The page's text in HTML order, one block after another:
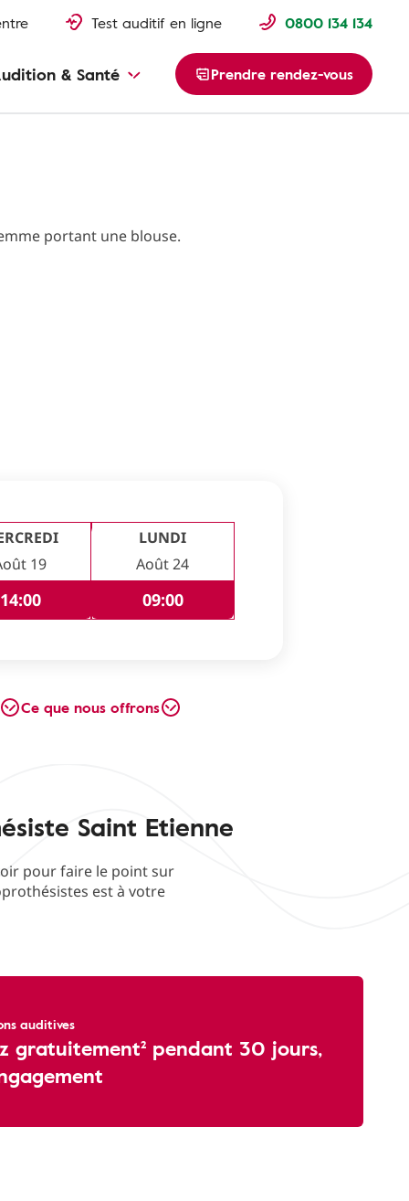
Test auditif en ligne 0800 134 134
& Santé Prendre rendez-vous
19
14:00
LUNDI
Août 24
09:00
Ce que nous offrons
Saint Etienne
pour faire le point sur
est à votre
auditives
gratuitement² pendant 30 jours,